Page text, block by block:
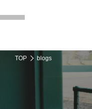
TOP blogs